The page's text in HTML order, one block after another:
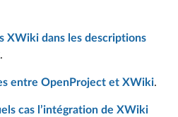
XWiki dans les descriptions
.
entre OpenProject et XWiki.
cas l’intégration de XWiki